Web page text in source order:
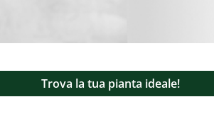
Trova la tua pianta ideale!